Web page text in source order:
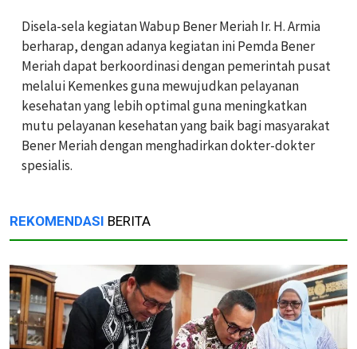
Disela-sela kegiatan Wabup Bener Meriah Ir. H. Armia
berharap, dengan adanya kegiatan ini Pemda Bener
Meriah dapat berkoordinasi dengan pemerintah pusat
melalui Kemenkes guna mewujudkan pelayanan
kesehatan yang lebih optimal guna meningkatkan
mutu pelayanan kesehatan yang baik bagi masyarakat
Bener Meriah dengan menghadirkan dokter-dokter
spesialis.
REKOMENDASI BERITA